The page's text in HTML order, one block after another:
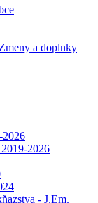
a doplnky
2026
2026
- J.Em.